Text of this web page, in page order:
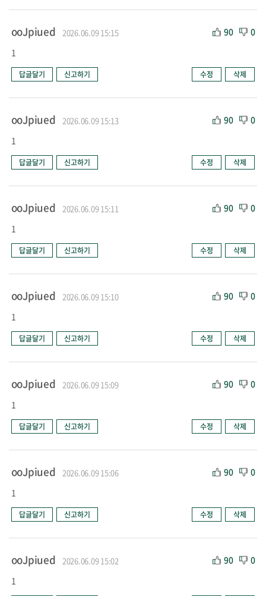
ooJpiued 2026.06.09 15:15 90
0
1
답글달기 신고하기 수정 삭제
ooJpiued 2026.06.09 15:13 90
0
1
답글달기 신고하기 수정 삭제
ooJpiued 2026.06.09 15:11 90
0
1
답글달기 신고하기 수정 삭제
ooJpiued 2026.06.09 15:10 90
0
1
답글달기 신고하기 수정 삭제
ooJpiued 2026.06.09 15:09 90
0
1
답글달기 신고하기 수정 삭제
ooJpiued 2026.06.09 15:06 90
0
1
답글달기 신고하기 수정 삭제
ooJpiued 2026.06.09 15:02 90
0
1